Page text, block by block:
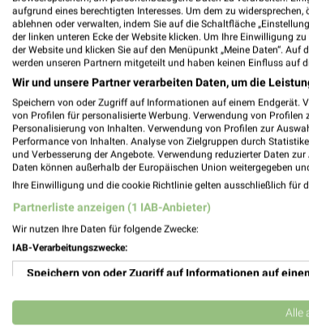
03Mo 04Di 05 Mi 06 Do
EURONICS -
weekli -
Alle EURONICS Angebote
✔
aufgrund eines berechtigten Interesses. Um dem zu widersprechen,
ablehnen oder verwalten, indem Sie auf die Schaltfläche
der linken unteren Ecke der Website klicken. Um Ihre Einwilligung
der Website und klicken Sie auf den Menüpunkt „Meine Daten“.
werden unseren Partnern mitgeteilt und haben keinen Einfluss auf
Wir und unsere Partner verarbeiten Daten, um die
Speichern von oder Zugriff auf Informationen auf einem Endgerät.
von Profilen für personalisierte Werbung. Verwendung von
Personalisierung von Inhalten. Verwendung von Profilen zur
Performance von Inhalten. Analyse von Zielgruppen durch
und Verbesserung der Angebote. Verwendung reduzierter Daten
Daten können außerhalb der Europäischen Union weitergegeben
Ihre Einwilligung und die cookie Richtlinie gelten ausschließlich für
Partnerliste anzeigen (1 IAB-Anbieter)
Wir nutzen Ihre Daten für folgende Zwecke:
IAB-Verarbeitungszwecke:
Speichern von oder Zugriff auf Informationen auf
Verwendung reduzierter Daten zur Auswahl von Alle